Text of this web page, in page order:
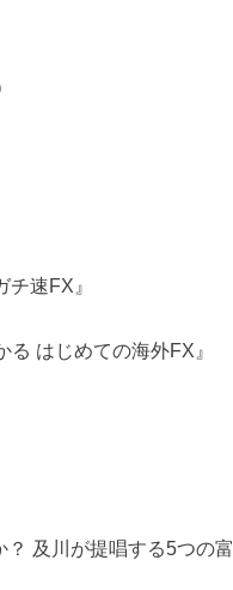
速FX』
はじめての海外FX』
及川が提唱する5つの富